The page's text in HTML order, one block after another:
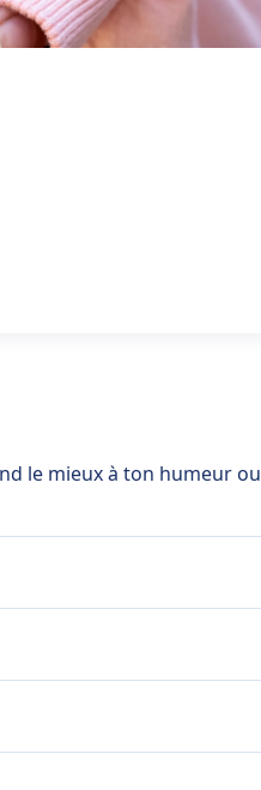
le mieux à ton humeur ou